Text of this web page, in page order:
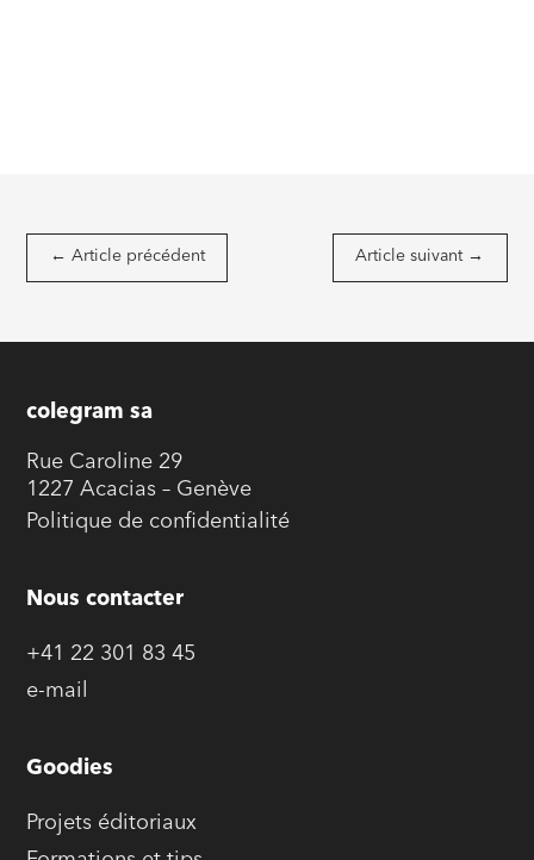
← Article précédent Article suivant→
colegram sa
Rue Caroline 29
1227 Acacias – Genève
Politique de confidentialité
Nous contacter
+41 22 301 83 45
e-mail
Goodies
Projets éditoriaux